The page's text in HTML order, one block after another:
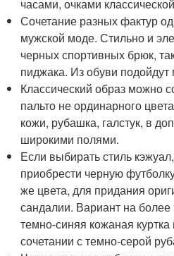
часами, очками
Сочетание разных фактур
мужской моде. Стильно и
черных спортивных брюк,
пиджака. Из обуви подойдут
Классический образ можно
пальто не ординарного
кожи, рубашка, галстук, в
широкими полями.
Если выбирать стиль
приобрести черную
же цвета, для придания
сандалии. Вариант на
темно-синяя кожаная
сочетании с темно-серой